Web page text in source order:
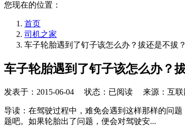
您现在的位置：
首页
司机之家
车子轮胎遇到了钉子该怎么办？拔还是不拔？
车子轮胎遇到了钉子该怎么办？
发表于： 2015-06-04 状态：已阅读 来源：互联
导读：在驾驶过程中，难免会遇到这样那样的问
题吧。如果轮胎出了问题，便会对驾驶安...